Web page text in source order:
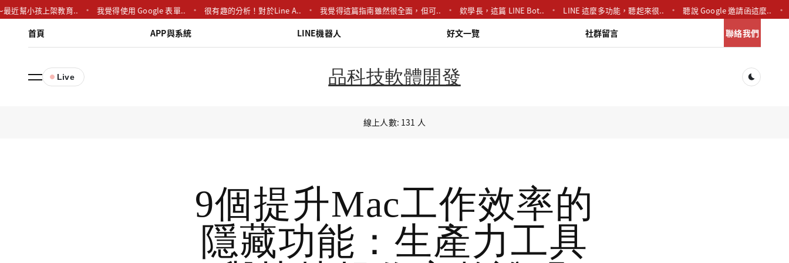
孩上架教育.. 我覺得使用 Google 表單.. 很有趣的分析！對於Line A.. 我覺得這篇指南雖然很全面，但可.. 欸學長，這篇 LINE Bot.. LINE 這麼多功能，聽起來很.. 聽說 Google 邀請函這麼.. 哎呀看
首頁 APP與系統 LINE機器人 好文一覽 社群留言 聯絡我們
Live 品科技軟體開發
線上人數: 131 人
9個提升Mac工作效率的
隱藏功能：生產力工具